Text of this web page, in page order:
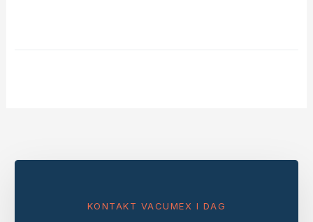
KONTAKT VACUMEX I DAG